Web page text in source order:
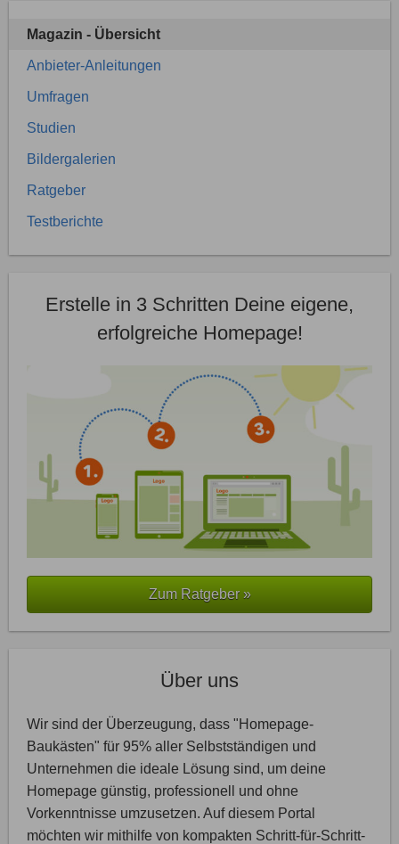
Magazin - Übersicht
Anbieter-Anleitungen
Umfragen
Studien
Bildergalerien
Ratgeber
Testberichte
Erstelle in 3 Schritten Deine eigene,
erfolgreiche Homepage!
Zum Ratgeber »
Über uns
Wir sind der Überzeugung, dass "Homepage-
Baukästen" für 95% aller Selbstständigen und
Unternehmen die ideale Lösung sind, um deine
Homepage günstig, professionell und ohne
Vorkenntnisse umzusetzen. Auf diesem Portal
möchten wir mithilfe von kompakten Schritt-für-Schritt-